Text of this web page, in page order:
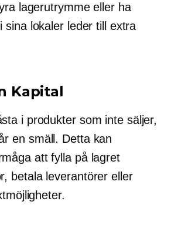
lagerutrymme eller ha
sina lokaler leder till extra
Kapital
i produkter som inte säljer,
en smäll. Detta kan
att fylla på lagret
betala leverantörer eller